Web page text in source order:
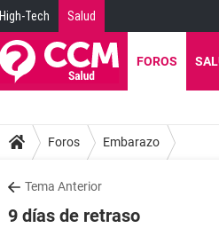
High-Tech Salud
FOROS
Foros Embarazo
Tema Anterior
9 días de retraso